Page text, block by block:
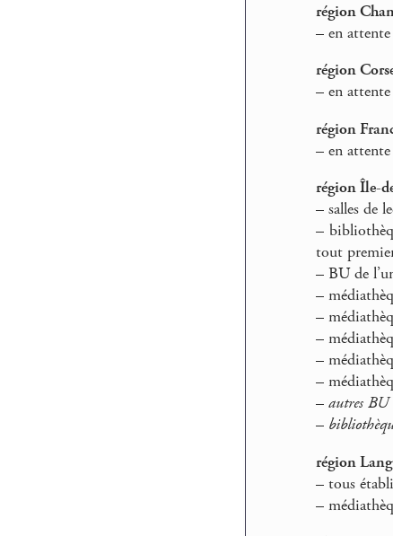
région
– en
région
– en
région
– en
région Île-
– salles de
–
tout
– BU de
–
–
–
–
–
– autres BU
–
région
– tous
–